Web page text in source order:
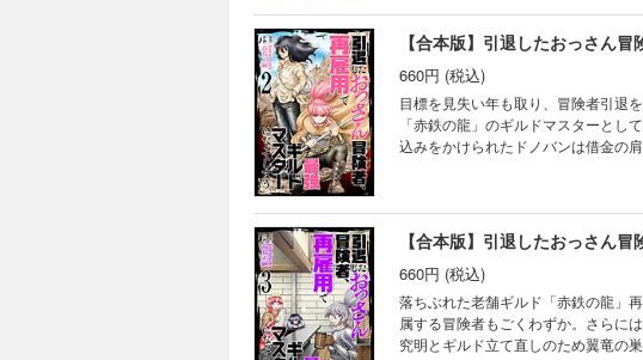
界バトルおっさんファンタジー開幕
になってしまう』第１話～第5話を
660円 (税込)
目標を見失い年も取り、冒険者引退
「赤鉄の龍」のギルドマスターとし
込みをかけられたドノバンは借金の
異世界バトルおっさんファンタジー
ターになってしまう』第6話～第13
660円 (税込)
落ちぶれた老舗ギルド「赤鉄の龍」
属する冒険者もごくわずか。さらに
究明とギルド立て直しのため翼竜の